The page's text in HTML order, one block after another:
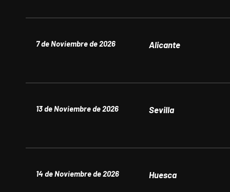
7 de Noviembre de 2026 Alicante
13 de Noviembre de 2026 Sevilla
14 de Noviembre de 2026 Huesca